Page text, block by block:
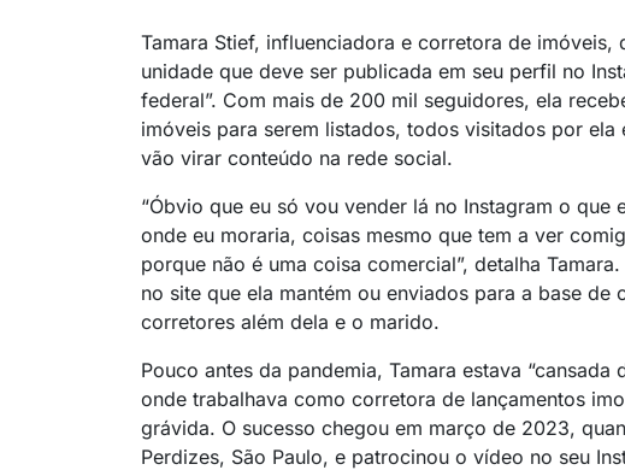
Tamara Stief, influenciadora e corretora de
unidade que deve ser publicada em seu perfil no
federal”. Com mais de 200 mil seguidores, ela
imóveis para serem listados, todos visitados por
vão virar conteúdo na rede social.
“Óbvio que eu só vou vender lá no Instagram o
onde eu moraria, coisas mesmo que tem a ver
porque não é uma coisa comercial”, detalha
no site que ela mantém ou enviados para a base
corretores além dela e o marido.
Pouco antes da pandemia, Tamara estava
onde trabalhava como corretora de lançamentos
grávida. O sucesso chegou em março de 2023,
Perdizes, São Paulo, e patrocinou o vídeo no seu